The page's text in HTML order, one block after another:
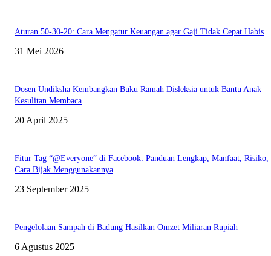
Aturan 50-30-20: Cara Mengatur Keuangan agar Gaji Tidak Cepat Habis
31 Mei 2026
Dosen Undiksha Kembangkan Buku Ramah Disleksia untuk Bantu Anak
Kesulitan Membaca
20 April 2025
Fitur Tag “@Everyone” di Facebook: Panduan Lengkap, Manfaat, Risiko,
Cara Bijak Menggunakannya
23 September 2025
Pengelolaan Sampah di Badung Hasilkan Omzet Miliaran Rupiah
6 Agustus 2025